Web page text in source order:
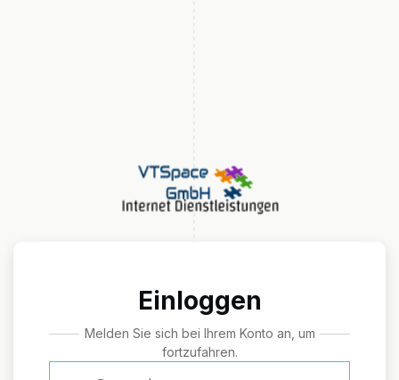
Einloggen
Melden Sie sich bei Ihrem Konto an, um
fortzufahren.